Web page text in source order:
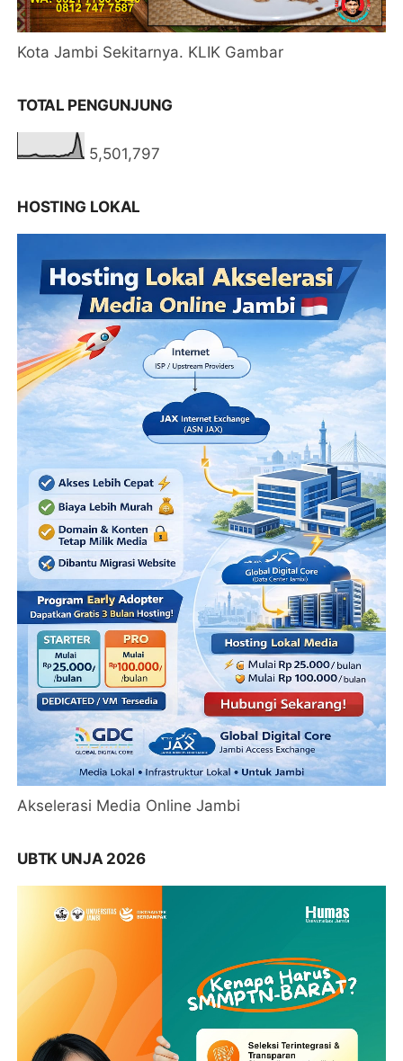
Kota Jambi Sekitarnya. KLIK Gambar
TOTAL PENGUNJUNG
5,501,797
HOSTING LOKAL
Akselerasi Media Online Jambi
UBTK UNJA 2026